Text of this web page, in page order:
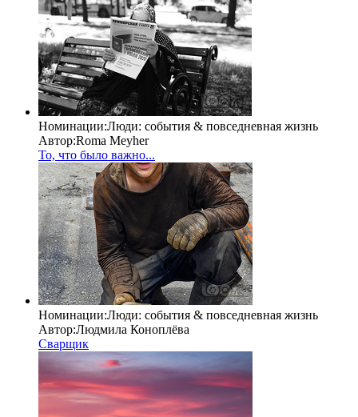
Номинации:Люди: cобытия & повседневная жизнь
Автор:Roma Meyher
То, что было важно...
Номинации:Люди: cобытия & повседневная жизнь
Автор:Людмила Коноплёва
Сварщик